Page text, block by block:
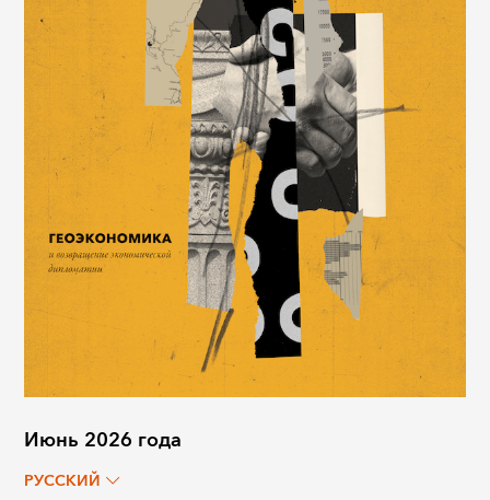
Июнь 2026 года
РУССКИЙ